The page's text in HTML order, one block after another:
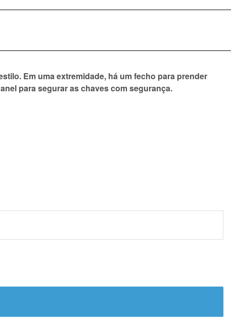
Em uma extremidade, há um fecho para prender
para segurar as chaves com segurança.